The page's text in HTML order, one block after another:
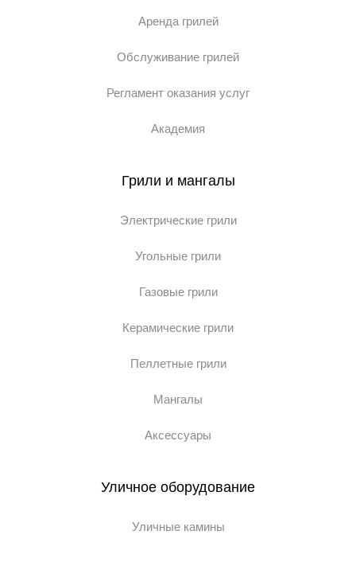
Аренда грилей
Обслуживание грилей
Регламент оказания услуг
Академия
Грили и мангалы
Электрические грили
Угольные грили
Газовые грили
Керамические грили
Пеллетные грили
Мангалы
Аксессуары
Уличное оборудование
Уличные камины